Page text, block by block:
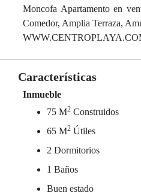
Moncofa Apartamento en
Comedor, Amplia Terraza,
Características
Inmueble
75 M2 Construidos
65 M2 Útiles
2 Dormitorios
1 Baños
Buen estado